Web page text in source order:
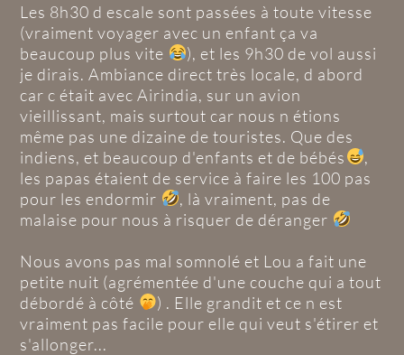
Les 8h30 d escale sont passées à toute vitesse
(vraiment voyager avec un enfant ça va
beaucoup plus vite
), et les 9h30 de vol aussi
je dirais. Ambiance direct très locale, d abord
car c était avec Airindia, sur un avion
vieillissant, mais surtout car nous n étions
même pas une dizaine de touristes. Que des
indiens, et beaucoup d'enfants et de bébés
,
les papas étaient de service à faire les 100 pas
pour les endormir
, là vraiment, pas de
malaise pour nous à risquer de déranger
Nous avons pas mal somnolé et Lou a fait une
petite nuit (agrémentée d'une couche qui a tout
débordé à côté
) . Elle grandit et ce n est
vraiment pas facile pour elle qui veut s'étirer et
s'allonger...